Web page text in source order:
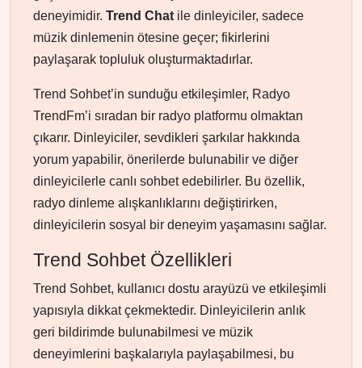
deneyimidir. Trend Chat ile dinleyiciler, sadece
müzik dinlemenin ötesine geçer; fikirlerini
paylaşarak topluluk oluşturmaktadırlar.
Trend Sohbet’in sunduğu etkileşimler, Radyo
TrendFm’i sıradan bir radyo platformu olmaktan
çıkarır. Dinleyiciler, sevdikleri şarkılar hakkında
yorum yapabilir, önerilerde bulunabilir ve diğer
dinleyicilerle canlı sohbet edebilirler. Bu özellik,
radyo dinleme alışkanlıklarını değiştirirken,
dinleyicilerin sosyal bir deneyim yaşamasını sağlar.
Trend Sohbet Özellikleri
Trend Sohbet, kullanıcı dostu arayüzü ve etkileşimli
yapısıyla dikkat çekmektedir. Dinleyicilerin anlık
geri bildirimde bulunabilmesi ve müzik
deneyimlerini başkalarıyla paylaşabilmesi, bu